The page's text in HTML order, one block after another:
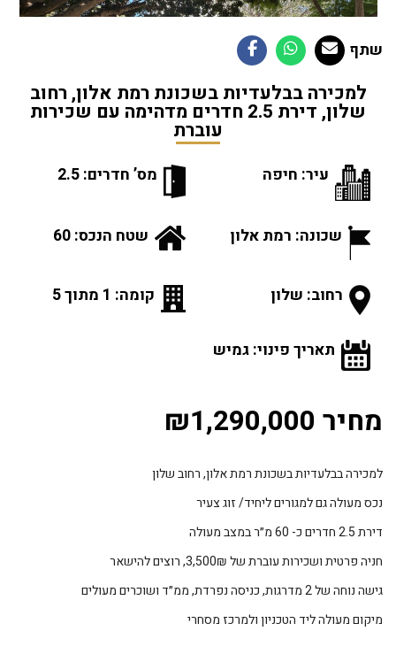
למכירה בבלעדיות בשכונת רמת אלון, רחוב
שלון, דירת 2.5 חדרים מדהימה עם שכירות
עוברת
עיר: חיפה מס’ חדרים: 2.5
שכונה: רמת אלון שטח הנכס: 60
רחוב: שלון קומה: 1 מתוך 5
תאריך פינוי: גמיש
מחיר ₪1,290,000
למכירה בבלעדיות בשכונת רמת אלון, רחוב שלון
נכס מעולה גם למגורים ליחיד/ זוג צעיר
דירת 2.5 חדרים כ- 60 מ״ר במצב מעולה
חניה פרטית ושכירות עוברת של 3,500₪, רוצים להישאר
גישה נוחה של 2 מדרגות, כניסה נפרדת, ממ״ד ושוכרים מעולים
מיקום מעולה ליד הטכניון ולמרכז מסחרי
שתף